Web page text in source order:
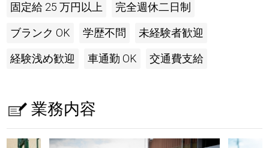
固定給 25 万円以上 完全週休二日制
ブランク OK 学歴不問 未経験者歓迎
経験浅め歓迎 車通勤 OK 交通費支給
業務内容